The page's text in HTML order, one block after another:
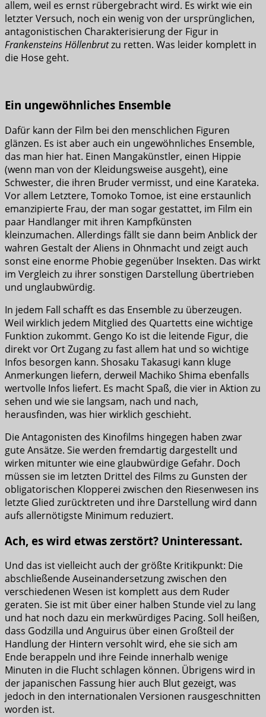
allem, weil es ernst rübergebracht wird. Es wirkt wie ein
letzter Versuch, noch ein wenig von der ursprünglichen,
antagonistischen Charakterisierung der Figur in
Frankensteins Höllenbrutzu retten. Was leider komplett in
die Hose geht.
Ein ungewöhnliches Ensemble
Dafür kann der Film bei den menschlichen Figuren
glänzen. Es ist aber auch ein ungewöhnliches Ensemble,
das man hier hat. Einen Mangakünstler, einen Hippie
(wenn man von der Kleidungsweise ausgeht), eine
Schwester, die ihren Bruder vermisst, und eine Karateka.
Vor allem Letztere, Tomoko Tomoe, ist eine erstaunlich
emanzipierte Frau, der man sogar gestattet, im Film ein
paar Handlanger mit ihren Kampfkünsten
kleinzumachen. Allerdings fällt sie dann beim Anblick der
wahren Gestalt der Aliens in Ohnmacht und zeigt auch
sonst eine enorme Phobie gegenüber Insekten. Das wirkt
im Vergleich zu ihrer sonstigen Darstellung übertrieben
und unglaubwürdig.
In jedem Fall schafft es das Ensemble zu überzeugen.
Weil wirklich jedem Mitglied des Quartetts eine wichtige
Funktion zukommt. Gengo Ko ist die leitende Figur, die
direkt vor Ort Zugang zu fast allem hat und so wichtige
Infos besorgen kann. Shosaku Takasugi kann kluge
Anmerkungen liefern, derweil Machiko Shima ebenfalls
wertvolle Infos liefert. Es macht Spaß, die vier in Aktion zu
sehen und wie sie langsam, nach und nach,
herausfinden, was hier wirklich geschieht.
Die Antagonisten des Kinofilms hingegen haben zwar
gute Ansätze. Sie werden fremdartig dargestellt und
wirken mitunter wie eine glaubwürdige Gefahr. Doch
müssen sie im letzten Drittel des Films zu Gunsten der
obligatorischen Klopperei zwischen den Riesenwesen ins
letzte Glied zurücktreten und ihre Darstellung wird dann
aufs allernötigste Minimum reduziert.
Ach, es wird etwas zerstört? Uninteressant.
Und das ist vielleicht auch der größte Kritikpunkt: Die
abschließende Auseinandersetzung zwischen den
verschiedenen Wesen ist komplett aus dem Ruder
geraten. Sie ist mit über einer halben Stunde viel zu lang
und hat noch dazu ein merkwürdiges Pacing. Soll heißen,
dass Godzilla und Anguirus über einen Großteil der
Handlung der Hintern versohlt wird, ehe sie sich am
Ende berappeln und ihre Feinde innerhalb wenige
Minuten in die Flucht schlagen können. Übrigens wird in
der japanischen Fassung hier auch Blut gezeigt, was
jedoch in den internationalen Versionen rausgeschnitten
worden ist.